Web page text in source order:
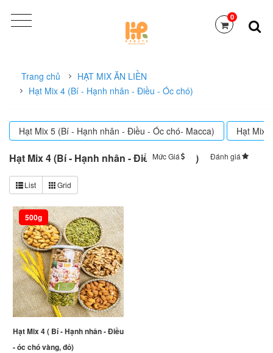
0
Trang chủ
HẠT MIX ĂN LIỀN
Hạt Mix 4 (Bí - Hạnh nhân - Điều - Óc chó)
Hạt Mix 5 (Bí - Hạnh nhân - Điều - Óc chó- Macca) Hạt Mix
Hạt Mix 4 (Bí - Hạnh nhân - Điều - Óc chó) Sắp xếp
Mức Giá Đánh giá
List Grid
500g
Hạt Mix 4 ( Bí - Hạnh nhân - Điều
- óc chó vàng, đỏ)